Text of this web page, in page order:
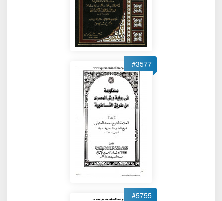
#3577
#5755